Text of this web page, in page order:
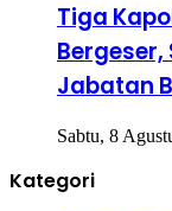
Tiga
Jabatan
Sabtu, 8
Kategori